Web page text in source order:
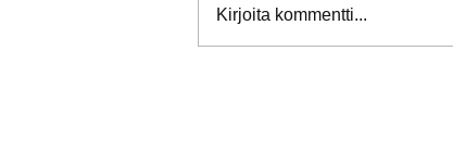
Kirjoita kommentti...